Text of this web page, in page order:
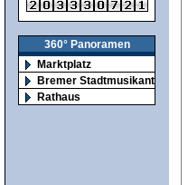
360° Panoramen
Marktplatz
Bremer Stadtmusikanten
Rathaus